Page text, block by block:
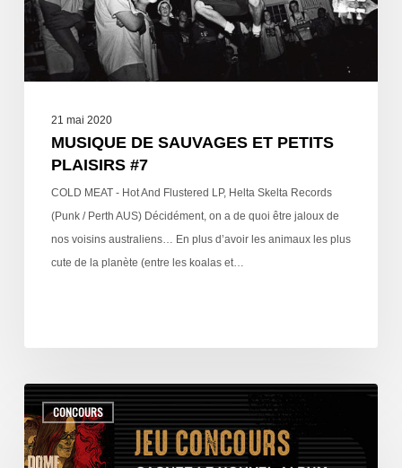
21 mai 2020
MUSIQUE DE SAUVAGES ET PETITS
PLAISIRS #7
COLD MEAT - Hot And Flustered LP, Helta Skelta Records
(Punk / Perth AUS) Décidément, on a de quoi être jaloux de
nos voisins australiens… En plus d’avoir les animaux les plus
cute de la planète (entre les koalas et…
CONCOURS